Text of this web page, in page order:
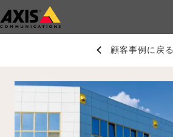
メ
イ
顧客事例に戻る